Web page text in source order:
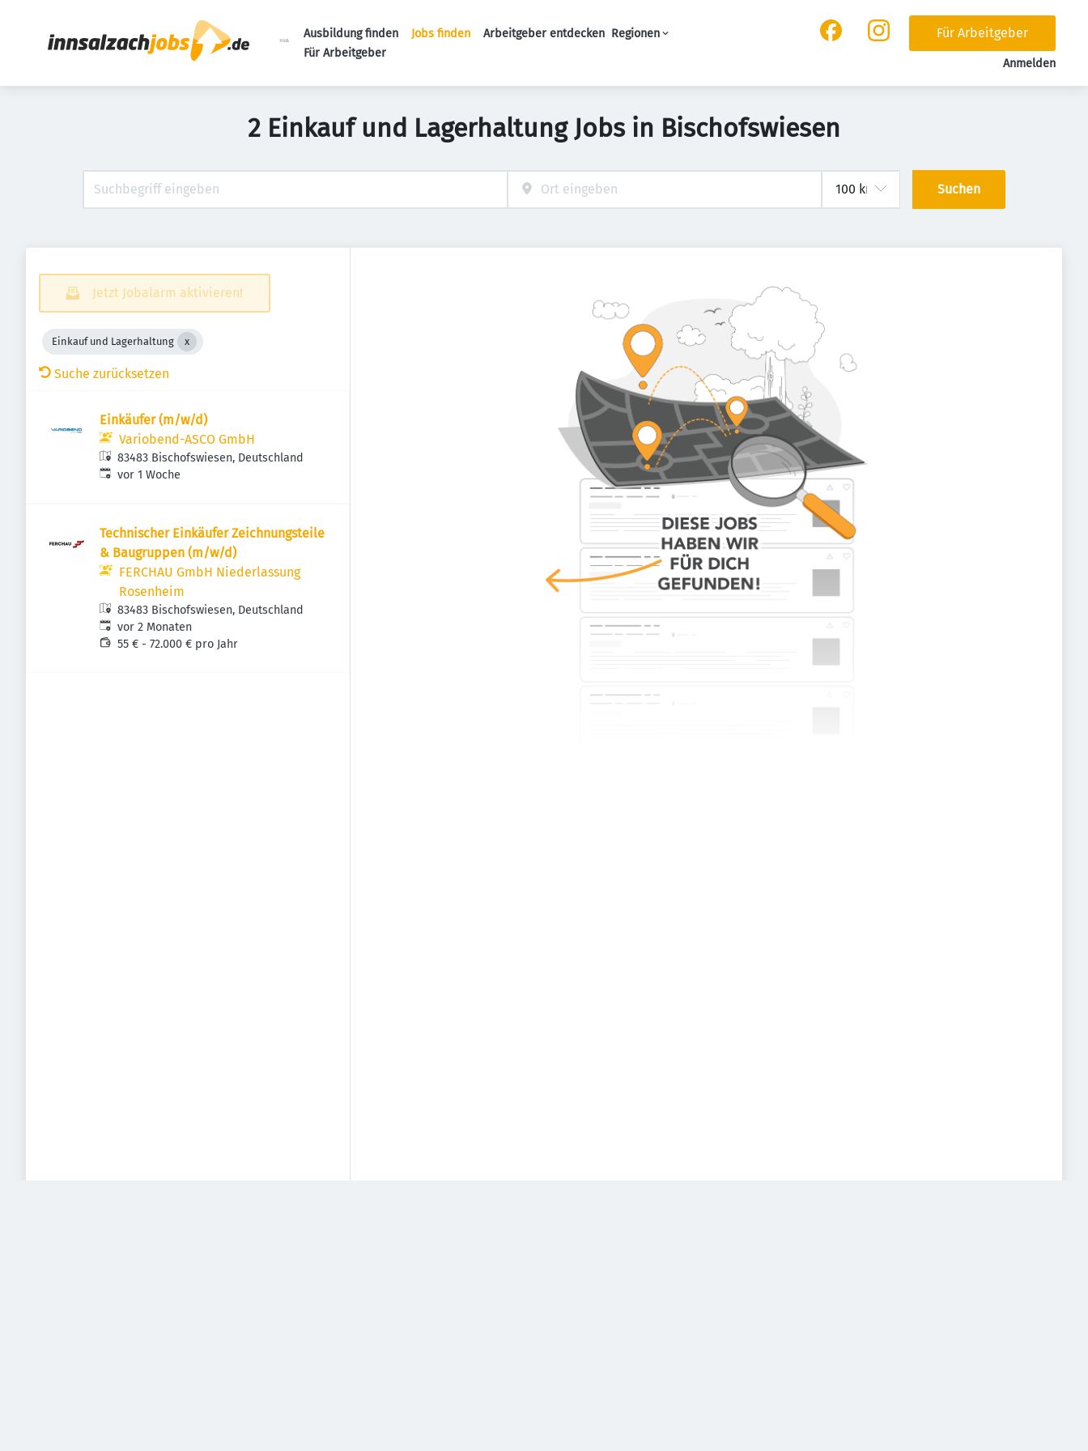
Ausbildung finden Jobs finden Arbeitgeber entdecken Regionen
Für Arbeitgeber
Für Arbeitgeber
Anmelden
2 Einkauf und Lagerhaltung Jobs in Bischofswiesen
Suchen
Jetzt Jobalarm aktivieren!
Einkauf und Lagerhaltung
Suche zurücksetzen
Einkäufer (m/w/d)
Variobend-ASCO GmbH
83483 Bischofswiesen, Deutschland
Veröffentlicht:
vor 1 Woche
Tech­ni­scher Einkäufer Zeich­nungs­teile
& Baugruppen (m/w/d)
FERCHAU GmbH Niederlassung
Rosenheim
83483 Bischofswiesen, Deutschland
Veröffentlicht:
vor 2 Monaten
55 € - 72.000 € pro Jahr